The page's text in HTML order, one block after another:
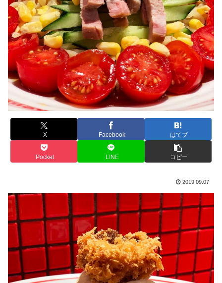
X Facebook はてブ
Pocket LINE コピー
2019.09.07